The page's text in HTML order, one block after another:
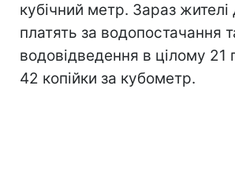
кубічний метр. Зараз жителі
платять за водопостачання
водовідведення в цілому 21
42 копійки за кубометр.